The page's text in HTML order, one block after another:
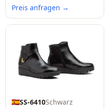
Preis anfragen →
SS-6410Schwarz